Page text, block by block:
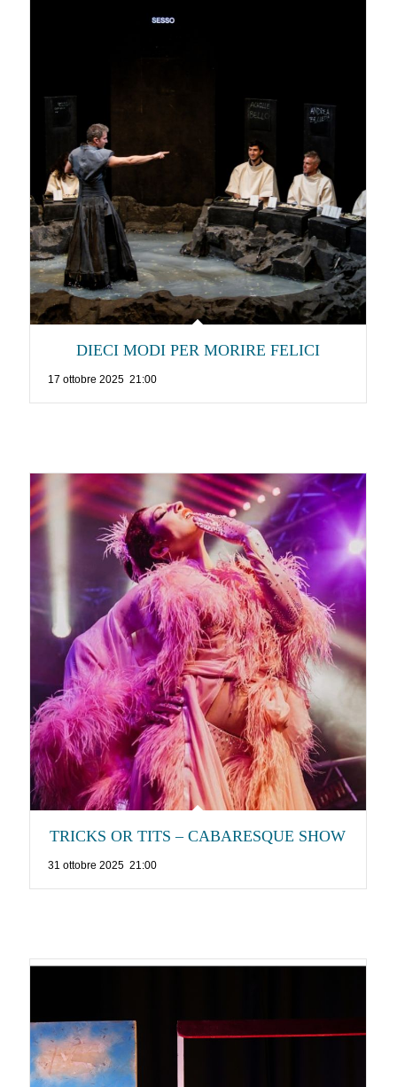
DIECI MODI PER MORIRE FELICI
17 ottobre 2025 21:00
TRICKS OR TITS – CABARESQUE SHOW
31 ottobre 2025 21:00